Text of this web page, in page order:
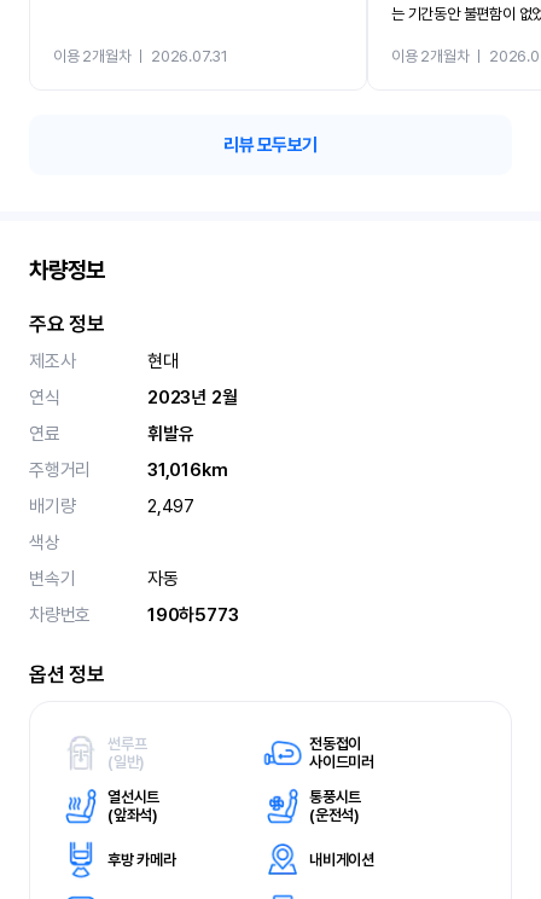
이용 2개월차ㅣ 2026.07.31
는 기간동안 불편함이 없
카 렌트 고민없이 강추합
이용 2개월차ㅣ
리뷰 모두보기
차량정보
주요 정보
제조사
현대
연식
2023년 2월
연료
휘발유
주행거리
31,016km
배기량
2,497
색상
변속기
자동
차량번호
190하5773
옵션 정보
썬루프
(일반)
전동접이
사이드미러
열선시트
(앞좌석)
통풍시트
(운전석)
후방 카메라 내비게이션